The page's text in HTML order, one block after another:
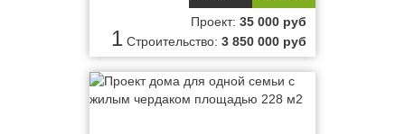
1
Проект: 35 000 руб
Строительство: 3 850 000 руб